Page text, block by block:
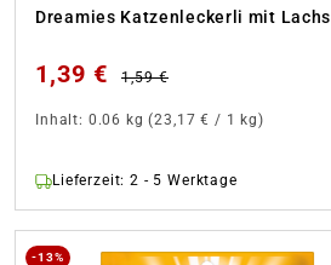
Dreamies Katzenleckerli mit Lachs
1,39 € 1,59 €
Inhalt: 0.06 kg(23,17 € / 1 kg)
Lieferzeit: 2 - 5 Werktage
-13%